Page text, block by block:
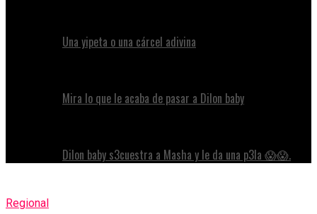
Una yipeta o una cárcel adivina
Mira lo que le acaba de pasar a Dilon baby
Dilon baby s3cuestra a Masha y le da una p3la 😱😱.
Regional